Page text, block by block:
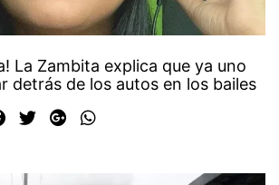
La Zambita explica que ya uno
detrás de los autos en los bailes